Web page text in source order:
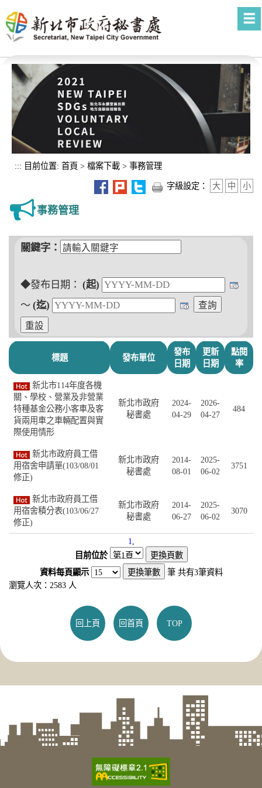
::: 目前位置: 首頁 > 檔案下載 > 事務管理
字級設定： 大 中 小
事務管理
關鍵字：
◆發布日期： (起)
～ (迄)
標題 發布單位
發布
日期
更新
日期
點閱
率
新北市114年度各機
關、學校、營業及非營業
特種基金公務小客車及客
貨兩用車之車輛配置與實
際使用情形
新北市政府
秘書處
2024-
04-29
2026-
04-27
484
新北市政府員工借
用宿舍申請單(103/08/01
修正)
新北市政府
秘書處
2014-
08-01
2025-
06-02
3751
新北市政府員工借
用宿舍積分表(103/06/27
修正)
新北市政府
秘書處
2014-
06-27
2025-
06-02
3070
1,
目前位於
資料每頁顯示
筆 共有3筆資料
瀏覽人次：2583 人
回上頁 回首頁 TOP